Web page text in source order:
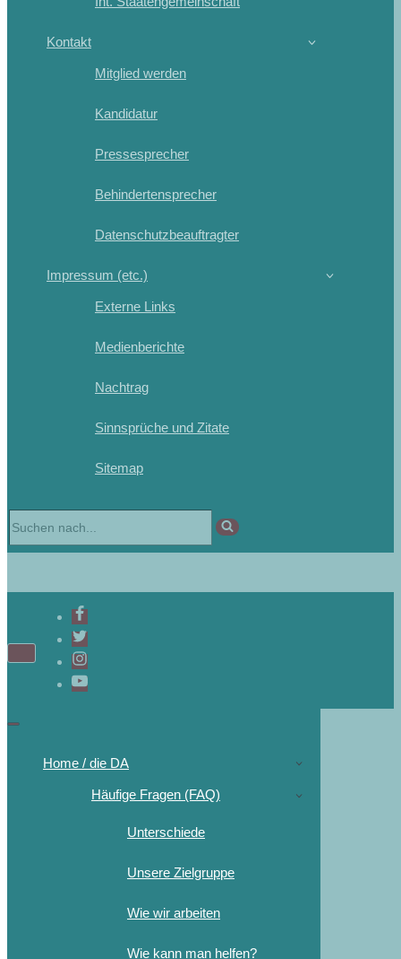
Kontakt
Mitglied werden
Kandidatur
Pressesprecher
Behindertensprecher
Datenschutzbeauftragter
Impressum (etc.)
Externe Links
Medienberichte
Nachtrag
Sinnsprüche und Zitate
Sitemap
Home / die DA
Häufige Fragen (FAQ)
Unterschiede
Unsere Zielgruppe
Wie wir arbeiten
Wie kann man helfen?